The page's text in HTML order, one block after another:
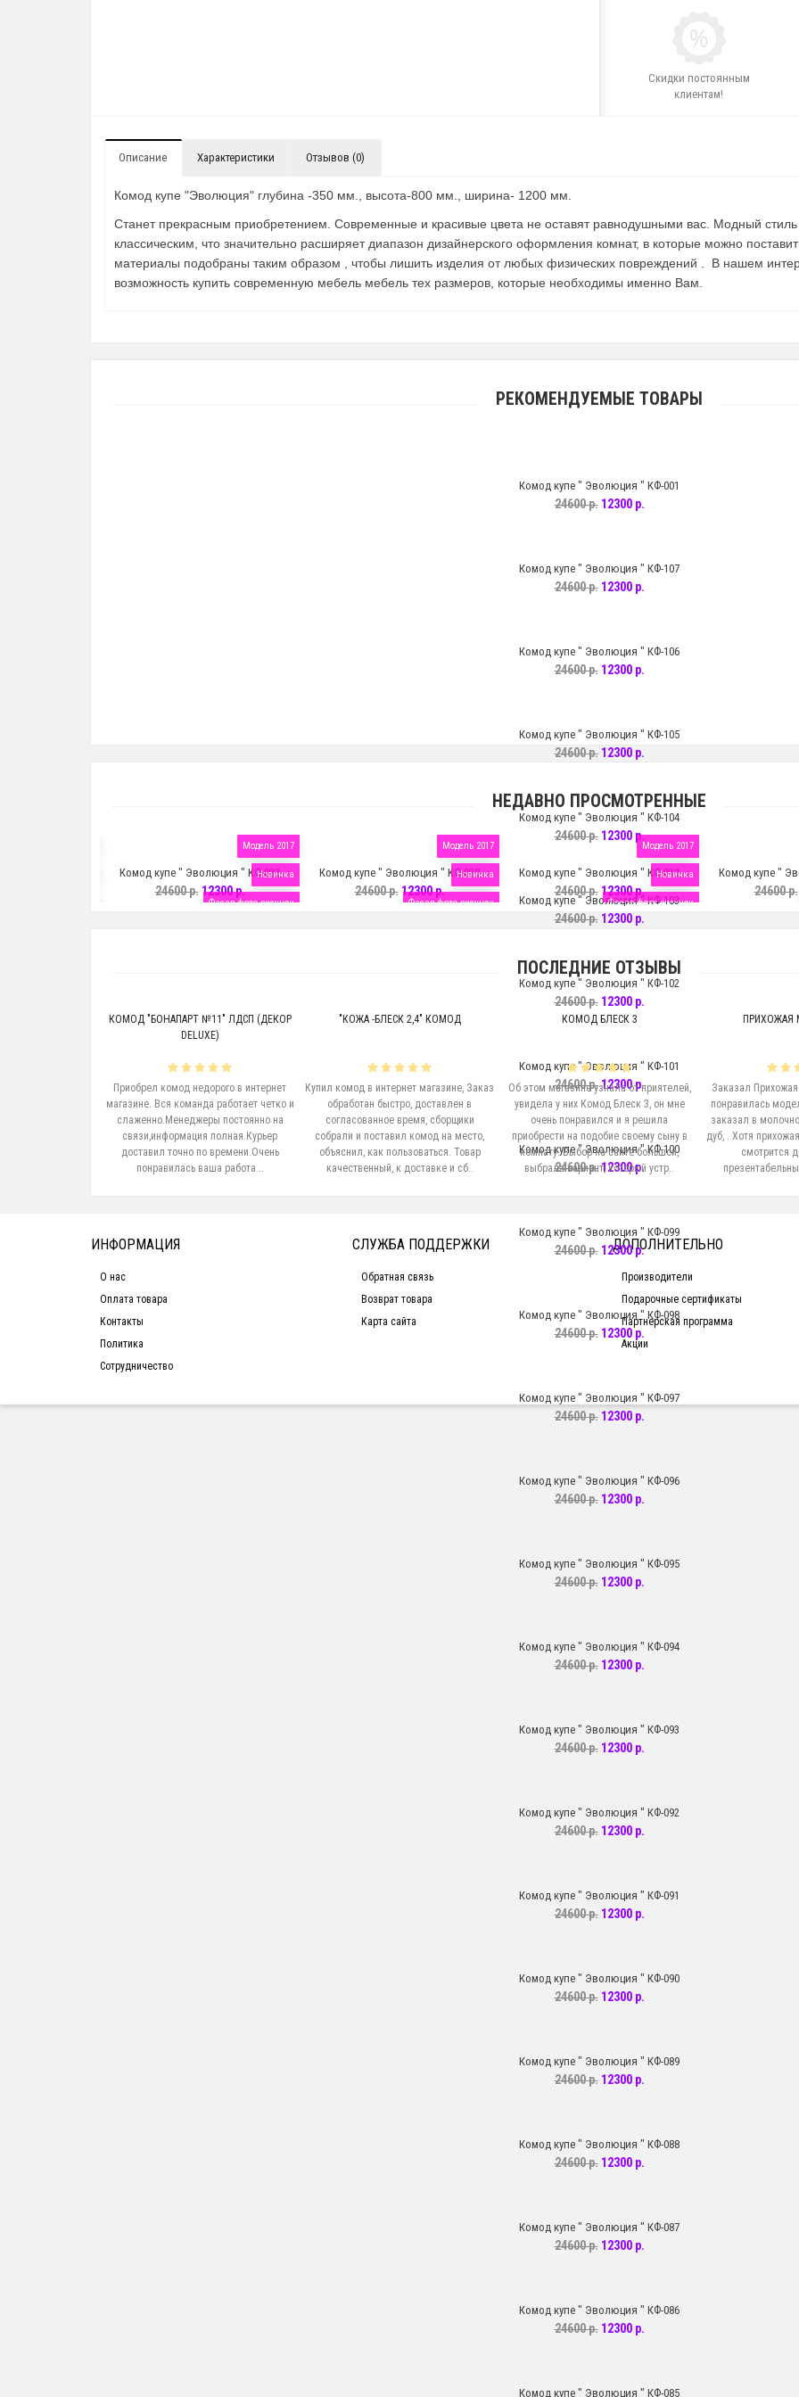
Скидки постоянным
клиентам!
Описание Характеристики Отзывов (0)
Комод купе "Эволюция" глубина -350 мм., высота-800 мм., ширина- 1200 мм.
Станет прекрасным приобретением. Современные и красивые цвета не оставят равнодушными вас. Модный
классическим, что значительно расширяет диапазон дизайнерского оформления комнат, в которые можно
материалы подобраны таким образом , чтобы лишить изделия от любых физических повреждений . В нашем
возможность купить современную мебель мебель тех размеров, которые необходимы именно Вам.
РЕКОМЕНДУЕМЫЕ ТОВАРЫ
Комод купе " Эволюция " КФ-001
24600 р.12300 р.
Комод купе " Эволюция " КФ-107
24600 р.12300 р.
Комод купе " Эволюция " КФ-106
24600 р.12300 р.
Комод купе " Эволюция " КФ-105
24600 р.12300 р.
Комод купе " Эволюция " КФ-104
24600 р.12300 р.
Комод купе " Эволюция " КФ-103
24600 р.12300 р.
Комод купе " Эволюция " КФ-102
24600 р.12300 р.
Комод купе " Эволюция " КФ-101
24600 р.12300 р.
Комод купе " Эволюция " КФ-100
24600 р.12300 р.
Комод купе " Эволюция " КФ-099
24600 р.12300 р.
Комод купе " Эволюция " КФ-098
24600 р.12300 р.
Комод купе " Эволюция " КФ-097
24600 р.12300 р.
Комод купе " Эволюция " КФ-096
24600 р.12300 р.
Комод купе " Эволюция " КФ-095
24600 р.12300 р.
Комод купе " Эволюция " КФ-094
24600 р.12300 р.
Комод купе " Эволюция " КФ-093
24600 р.12300 р.
Комод купе " Эволюция " КФ-092
24600 р.12300 р.
Комод купе " Эволюция " КФ-091
24600 р.12300 р.
Комод купе " Эволюция " КФ-090
24600 р.12300 р.
Комод купе " Эволюция " КФ-089
24600 р.12300 р.
Комод купе " Эволюция " КФ-088
24600 р.12300 р.
Комод купе " Эволюция " КФ-087
24600 р.12300 р.
Комод купе " Эволюция " КФ-086
24600 р.12300 р.
Комод купе " Эволюция " КФ-085
НЕДАВНО ПРОСМОТРЕННЫЕ
Модель 2017
Новинка
Фасад фото рисунок
Комод купе " Эволюция " КФ-022
24600 р.12300 р.
Модель 2017
Новинка
Фасад фото рисунок
Комод купе " Эволюция " КФ-020
24600 р.12300 р.
Модель 2017
Новинка
Фасад фото рисунок
Комод купе " Эволюция " КФ-012
24600 р.12300 р.
Комод купе "
24600 р.
ПОСЛЕДНИЕ ОТЗЫВЫ
КОМОД "БОНАПАРТ №11" ЛДСП (ДЕКОР
DELUXE)
Приобрел комод недорого в интернет
магазине. Вся команда работает четко и
слаженно.Менеджеры постоянно на
связи,информация полная.Курьер
доставил точно по времени.Очень
понравилась ваша работа...
"КОЖА -БЛЕСК 2,4" КОМОД
Купил комод в интернет магазине, Заказ
обработан быстро, доставлен в
согласованное время, сборщики
собрали и поставил комод на место,
объяснил, как пользоваться. Товар
качественный, к доставке и сб..
КОМОД БЛЕСК 3
Об этом магазине узнала от приятелей,
увидела у них Комод Блеск 3, он мне
очень понравился и я решила
приобрести на подобие своему сыну в
комнату. Выбор на сайте большой,
выбрала вариант, который устр..
ПРИХОЖАЯ
Заказал
понравилась
заказал в
дуб, . Хотя
смотрится
ИНФОРМАЦИЯ
О нас
Оплата товара
Контакты
Политика
Сотрудничество
СЛУЖБА ПОДДЕРЖКИ
Обратная связь
Возврат товара
Карта сайта
ДОПОЛНИТЕЛЬНО
Производители
Подарочные сертификаты
Партнерская программа
Акции